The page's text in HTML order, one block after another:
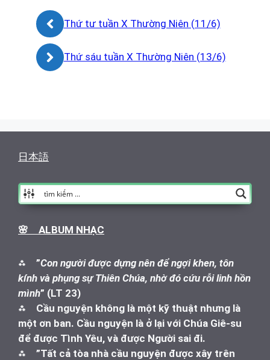
Thứ tư tuần X Thường Niên (11/6)
Thứ sáu tuần X Thường Niên (13/6)
日本語
🌸 ALBUM NHẠC
⁂ ”Con người được dựng nên để ngợi khen, tôn
kính và phụng sự Thiên Chúa, nhờ đó cứu rỗi linh hồn
mình” (LT 23)
⁂ Cầu nguyện không là một kỹ thuật nhưng là
một ơn ban. Cầu nguyện là ở lại với Chúa Giê-su
để được Tình Yêu, và được Người sai đi.
⁂ ”Tất cả tòa nhà cầu nguyện được xây trên